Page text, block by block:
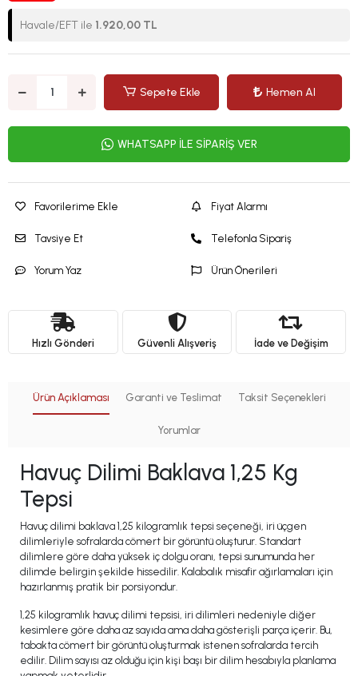
Havale/EFT ile 1.920,00 TL
Sepete Ekle Hemen Al
WHATSAPP İLE SİPARİŞ VER
Favorilerime Ekle
Tavsiye Et
Yorum Yaz
Fiyat Alarmı
Telefonla Sipariş
Ürün Önerileri
Hızlı Gönderi Güvenli Alışveriş İade ve Değişim
Ürün Açıklaması Garanti ve Teslimat Taksit Seçenekleri
Yorumlar
Havuç Dilimi Baklava 1,25 Kg
Tepsi
Havuç dilimi baklava 1,25 kilogramlık tepsi seçeneği, iri üçgen
dilimleriyle sofralarda cömert bir görüntü oluşturur. Standart
dilimlere göre daha yüksek iç dolgu oranı, tepsi sunumunda her
dilimde belirgin şekilde hissedilir. Kalabalık misafir ağırlamaları için
hazırlanmış pratik bir porsiyondur.
1,25 kilogramlık havuç dilimi tepsisi, iri dilimleri nedeniyle diğer
kesimlere göre daha az sayıda ama daha gösterişli parça içerir. Bu,
tabakta cömert bir görüntü oluşturmak istenen sofralarda tercih
edilir. Dilim sayısı az olduğu için kişi başı bir dilim hesabıyla planlama